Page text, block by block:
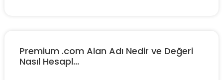
Premium .com Alan Adı Nedir ve Değeri
Nasıl Hesapl...